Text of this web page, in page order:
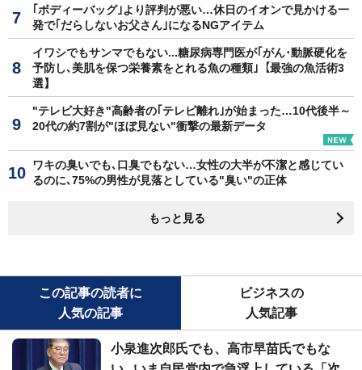
｢ボディーバッグ｣より評判が悪い…休日のイオンで見かける一
発で｢だらしないお父さん｣になるNGアイテム
イワシでもサンマでもない...糖尿病専門医が｢がん･動脈硬化を
予防し､美肌を保つ栄養素をとれる魚の種類｣【最強の魚活術3
選】
"テレビ大好き"高齢者の｢テレビ離れ｣が始まった…10代後半～
20代の約7割が"ほぼ見ない"衝撃の最新データ
ワキの臭いでも､口臭でもない…女性の大半が不潔と感じてい
るのに､75%の男性が見落としている"臭い"の正体
もっと見る
この記事の読者に
人気の記事
ビジネスの
人気記事
小泉進次郎氏でも、高市早苗氏でもな